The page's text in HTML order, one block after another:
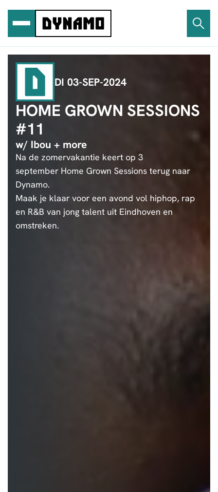
inhoud
DI 03-SEP-2024
HOME GROWN SESSIONS
#11
w/ Ibou + more
Na de zomervakantie keert op 3
september Home Grown Sessions terug naar
Dynamo.
Maak je klaar voor een avond vol hiphop, rap
en R&B van jong talent uit Eindhoven en
omstreken.